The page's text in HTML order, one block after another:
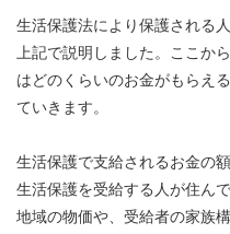
生活保護法により保護される
上記で説明しました。ここか
はどのくらいのお金がもらえ
ていきます。
生活保護で支給されるお金の額
生活保護を受給する人が住ん
地域の物価や、受給者の家族構